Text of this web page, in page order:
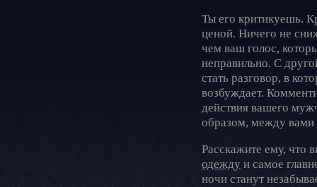
Ты его критикуешь.
ценой. Ничего не
чем ваш голос,
неправильно. С
стать разговор, в
возбуждает.
действия вашего
образом, между вами
Расскажите ему, что
одежду и самое
ночи станут